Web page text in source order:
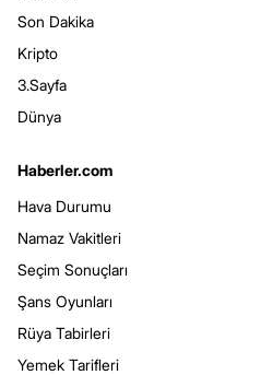
Son Dakika
Kripto
3.Sayfa
Dünya
Haberler.com
Hava Durumu
Namaz Vakitleri
Seçim Sonuçları
Şans Oyunları
Rüya Tabirleri
Yemek Tarifleri